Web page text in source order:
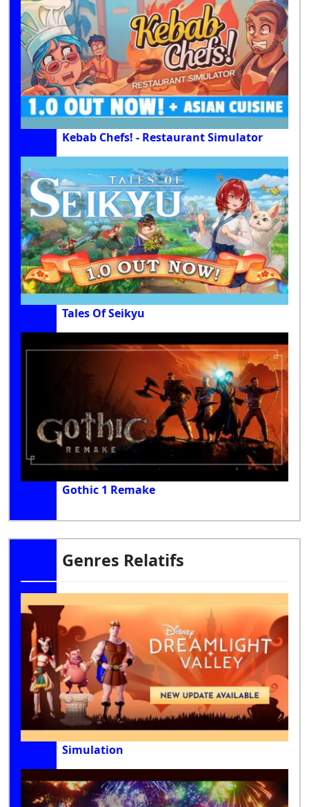
Kebab Chefs! - Restaurant Simulator
Tales Of Seikyu
Gothic 1 Remake
Genres Relatifs
Simulation